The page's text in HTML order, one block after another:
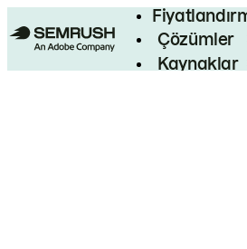
Çözümler
Kaynaklar